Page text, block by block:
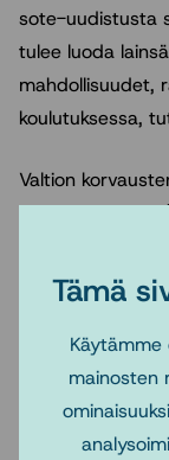
Tämä
mainosten
sote-uudistusta
tulee luoda
mahdollisuudet,
koulutuksessa,
Valtion
peruskoulutusta
Tämä tulee
lain
Yliopistojen
erityisesti
turvattava